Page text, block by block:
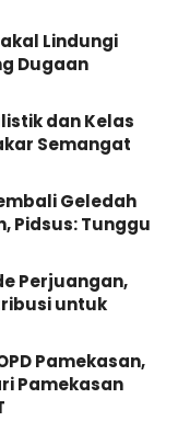
Lindungi
Dugaan
dan Kelas
Semangat
Geledah
Pidsus: Tunggu
Perjuangan,
untuk
Pamekasan,
Pamekasan